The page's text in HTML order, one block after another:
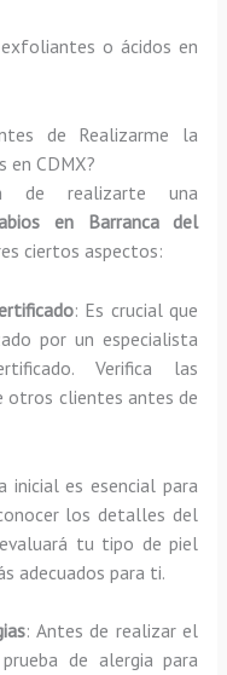
o ácidos en
de Realizarme la
en CDMX?
de realizarte una
en Barranca del
ciertos aspectos:
: Es crucial que
por un especialista
Verifica las
otros clientes antes de
inicial es esencial para
los detalles del
tu tipo de piel
adecuados para ti.
: Antes de realizar el
de alergia para